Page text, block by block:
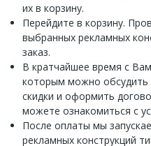
их в корзину.
Перейдите в корзину.
выбранных рекламных
заказ.
В кратчайшее время с
которым можно обсудить
скидки и оформить
можете ознакомиться с
После оплаты мы
рекламных конструкций